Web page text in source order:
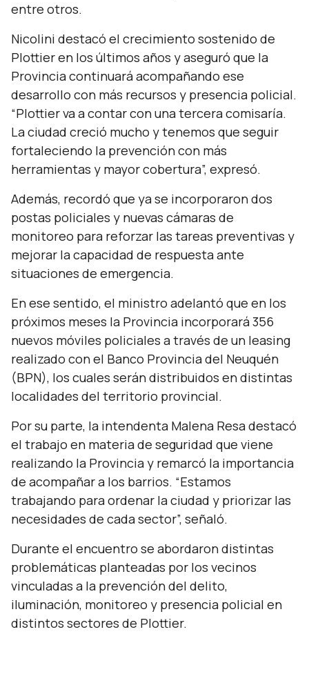
entre otros.
Nicolini destacó el crecimiento sostenido de
Plottier en los últimos años y aseguró que la
Provincia continuará acompañando ese
desarrollo con más recursos y presencia policial.
“Plottier va a contar con una tercera comisaría.
La ciudad creció mucho y tenemos que seguir
fortaleciendo la prevención con más
herramientas y mayor cobertura”, expresó.
Además, recordó que ya se incorporaron dos
postas policiales y nuevas cámaras de
monitoreo para reforzar las tareas preventivas y
mejorar la capacidad de respuesta ante
situaciones de emergencia.
En ese sentido, el ministro adelantó que en los
próximos meses la Provincia incorporará 356
nuevos móviles policiales a través de un leasing
realizado con el Banco Provincia del Neuquén
(BPN), los cuales serán distribuidos en distintas
localidades del territorio provincial.
Por su parte, la intendenta Malena Resa destacó
el trabajo en materia de seguridad que viene
realizando la Provincia y remarcó la importancia
de acompañar a los barrios. “Estamos
trabajando para ordenar la ciudad y priorizar las
necesidades de cada sector”, señaló.
Durante el encuentro se abordaron distintas
problemáticas planteadas por los vecinos
vinculadas a la prevención del delito,
iluminación, monitoreo y presencia policial en
distintos sectores de Plottier.